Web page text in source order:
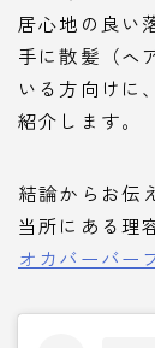
居心地の良い
手に散髪（ヘ
いる方向け に
紹介します。
結論からお伝
当所にある理
オカバーバー